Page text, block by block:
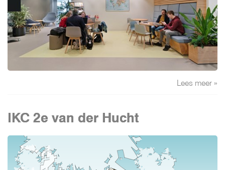
Lees meer »
IKC 2e van der Hucht